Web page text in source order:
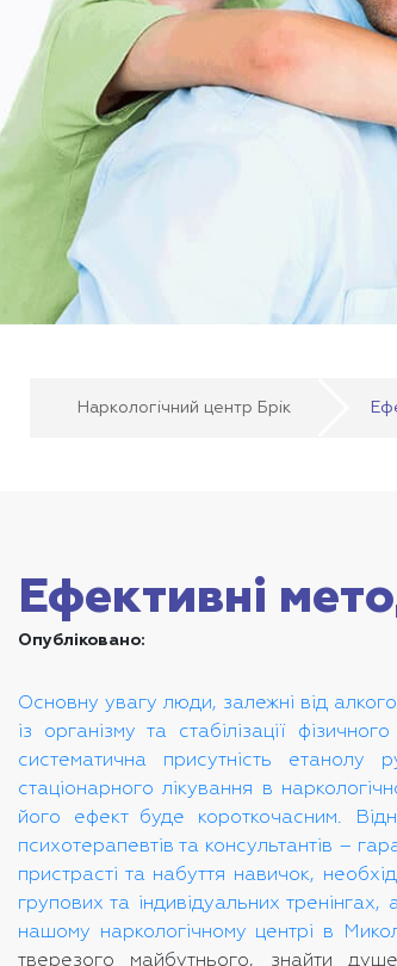
Наркологічний центр Брік
Ефективні
Опубліковано:
Основну увагу люди, залежні від
із організму та стабілізації
систематична присутність
стаціонарного лікування в
його ефект буде короткочасним.
психотерапевтів та консультантів –
пристрасті та набуття навичок,
групових та індивідуальних тренінгах,
нашому наркологічному центрі в
тверезого майбутнього, знайти